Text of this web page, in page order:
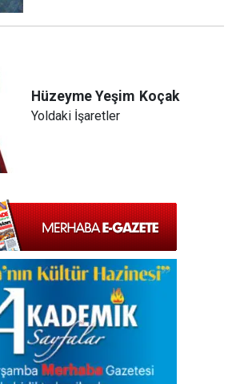
Hüzeyme Yeşim Koçak
Yoldaki İşaretler